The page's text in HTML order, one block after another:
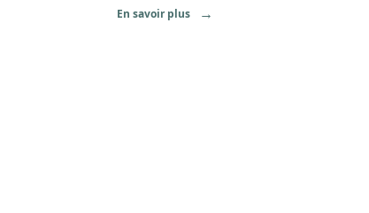
En savoir plus